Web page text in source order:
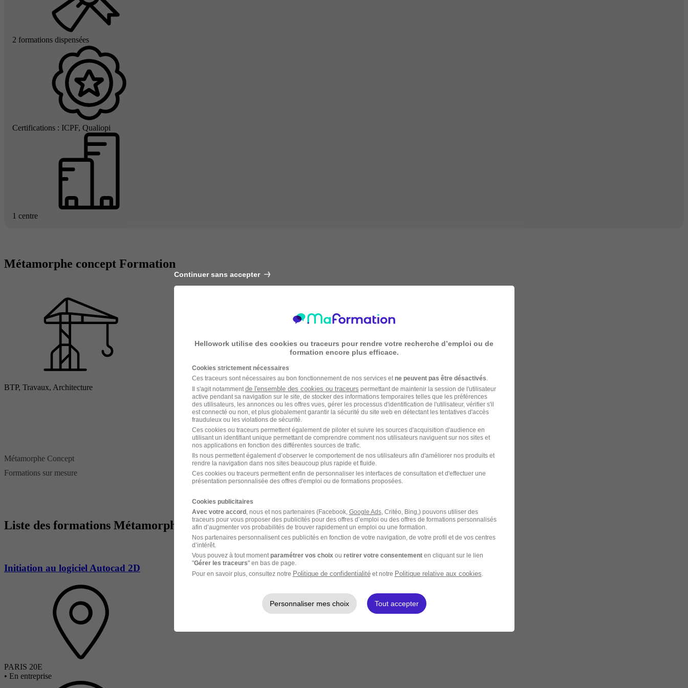
2 formations dispensées
Certifications : ICPF, Qualiopi
1 centre
Métamorphe concept Formation
BTP, Travaux, Architecture
Métamorphe Concept
Formations sur mesure
Liste des formations Métamorphe concept
Initiation au logiciel Autocad 2D
PARIS 20E
• En entreprise
Continuer sans accepter
Hellowork utilise des cookies ou traceurs pour rendre votre recherche d’emploi ou de
formation encore plus efficace.
Cookies strictement nécessaires
Ces traceurs sont nécessaires au bon fonctionnement de nos services et ne peuvent pas être désactivés
Il s'agit notamment de l'ensemble des cookies ou traceurs permettant de maintenir la session de l'utilisateur
active pendant sa navigation sur le site, de stocker des informations temporaires telles que les préférences
des utilisateurs, les annonces ou les offres vues, gérer les processus d'identification de l'utilisateur, vérifier s'il
est connecté ou non, et plus globalement garantir la sécurité du site web en détectant les tentatives d'accès
frauduleux ou les violations de sécurité.
Ces cookies ou traceurs permettent également de piloter et suivre les sources d'acquisition d'audience en
utilisant un identifiant unique permettant de comprendre comment nos utilisateurs naviguent sur nos sites et
nos applications en fonction des différentes sources de trafic.
Ils nous permettent également d’observer le comportement de nos utilisateurs afin d'améliorer nos produits et
rendre la navigation dans nos sites beaucoup plus rapide et fluide.
Ces cookies ou traceurs permettent enfin de personnaliser les interfaces de consultation et d'effectuer une
présentation personnalisée des offres d'emploi ou de formations proposées.
Cookies publicitaires
Avec votre accord, nous et nos partenaires (Facebook, Google Ads, Critéo, Bing,) pouvons utiliser des
traceurs pour vous proposer des publicités pour des offres d’emploi ou des offres de formations personnalisés
afin d’augmenter vos probabilités de trouver rapidement un emploi ou une formation.
Nos partenaires personnalisent ces publicités en fonction de votre navigation, de votre profil et de vos centres
d’intérêt.
Vous pouvez à tout moment paramétrer vos choix ou retirer votre consentementen cliquant sur le lien
"Gérer les traceurs" en bas de page.
Pour en savoir plus, consultez notre Politique de confidentialitéet notre Politique relative aux cookies
Personnaliser mes choix Tout accepter